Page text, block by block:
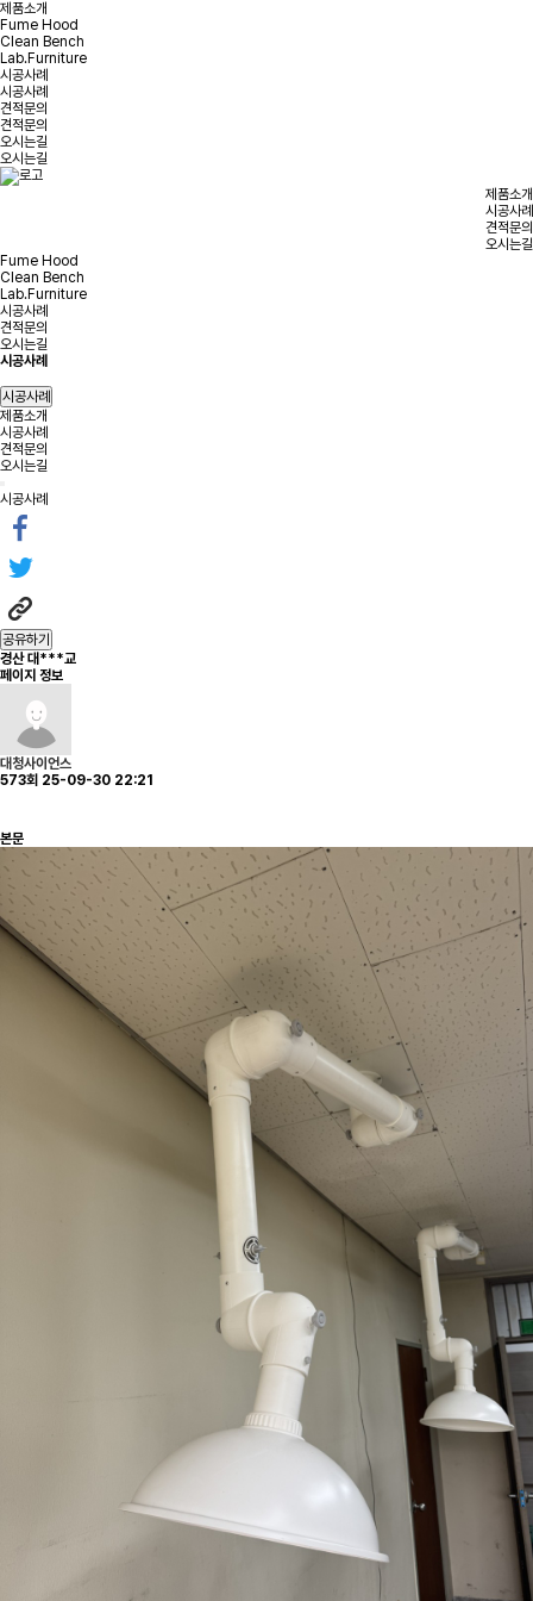
제품소개
Fume Hood
Clean Bench
Lab.Furniture
시공사례
시공사례
견적문의
견적문의
오시는길
오시는길
제품소개
시공사례
견적문의
오시는길
Fume Hood
Clean Bench
Lab.Furniture
시공사례
견적문의
오시는길
시공사례
시공사례
제품소개
시공사례
견적문의
오시는길
시공사례
공유하기
경산 대***교
페이지 정보
대청사이언스
573회 25-09-30 22:21
본문